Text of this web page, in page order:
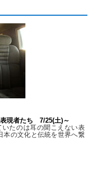
現者たち 7/25(土)～
たのは耳の聞こえない表
本の文化と伝統を世界へ繋